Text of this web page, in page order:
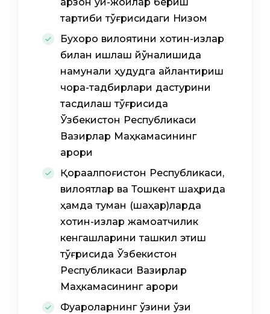
арзон уй-жойлар бериш
тартиби тўғрисидаги Низом
Бухоро вилоятини хотин-қизлар
билан ишлаш йўналишида
намунали ҳудудга айлантириш
чора-тадбирлари дастурини
тасдиқлаш тўғрисида
Ўзбекистон Республикаси
Вазирлар Маҳкамасининг
қарори
Қорақалпоғистон Республикаси,
вилоятлар ва Тошкент шаҳрида
ҳамда туман (шаҳар)ларда
хотин-қизлар жамоатчилик
кенгашларини ташкил этиш
тўғрисида Ўзбекистон
Республикаси Вазирлар
Маҳкамасининг қарори
Фуқароларнинг ўзини ўзи